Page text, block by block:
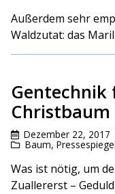
Außerdem sehr
Waldzutat: das
Christbaum
Dezember 22, 2017
Baum, Pressespiegel
Was ist nötig, um
Zuallererst – Geduld.